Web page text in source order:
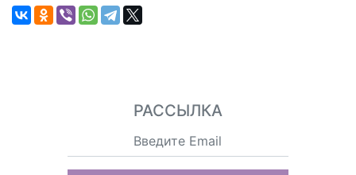
РАССЫЛКА